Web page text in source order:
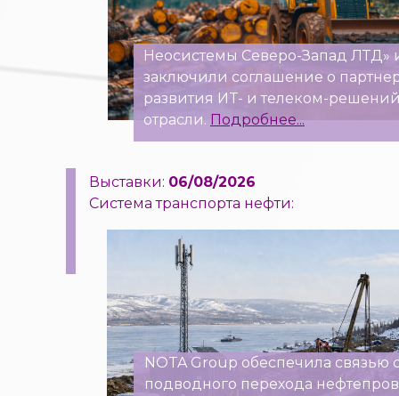
Выставки: 06/08/2026
Система транспорта нефти:
Неосистемы Северо-Запад ЛТД»
заключили соглашение о
развития ИT- и телеком-
отрасли. Подробнее...
NOTA Group обеспечила связью
подводного перехода